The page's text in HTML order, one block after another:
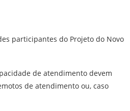
participantes do Projeto do Novo
de atendimento devem
de atendimento ou, caso